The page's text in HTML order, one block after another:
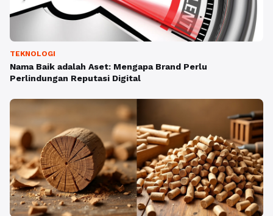
TEKNOLOGI
Nama Baik adalah Aset: Mengapa Brand Perlu
Perlindungan Reputasi Digital